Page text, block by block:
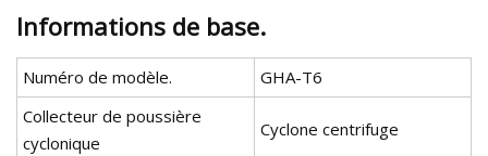
Informations de base.
Numéro de modèle.
GHA-T6
Collecteur de poussière
cyclonique
Cyclone centrifuge